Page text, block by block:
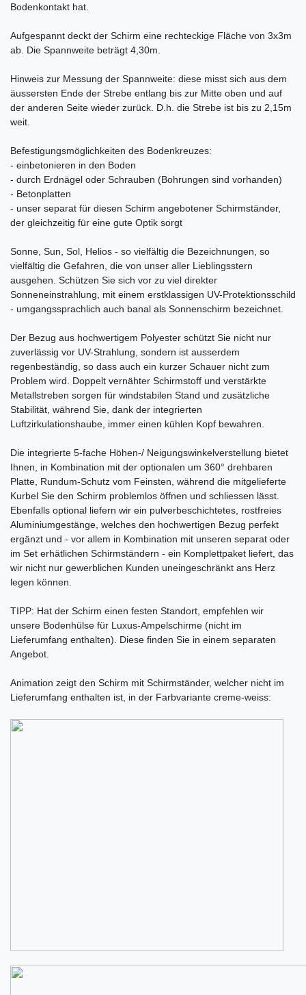
Bodenkontakt hat.
Aufgespannt deckt der Schirm eine rechteckige Fläche von 3x3m
ab. Die Spannweite beträgt 4,30m.
Hinweis zur Messung der Spannweite: diese misst sich aus dem
äussersten Ende der Strebe entlang bis zur Mitte oben und auf
der anderen Seite wieder zurück. D.h. die Strebe ist bis zu 2,15m
weit.
Befestigungsmöglichkeiten des Bodenkreuzes:
- einbetonieren in den Boden
- durch Erdnägel oder Schrauben (Bohrungen sind vorhanden)
- Betonplatten
- unser separat für diesen Schirm angebotener Schirmständer,
der gleichzeitig für eine gute Optik sorgt
Sonne, Sun, Sol, Helios - so vielfältig die Bezeichnungen, so
vielfältig die Gefahren, die von unser aller Lieblingsstern
ausgehen. Schützen Sie sich vor zu viel direkter
Sonneneinstrahlung, mit einem erstklassigen UV-Protektionsschild
- umgangssprachlich auch banal als Sonnenschirm bezeichnet.
Der Bezug aus hochwertigem Polyester schützt Sie nicht nur
zuverlässig vor UV-Strahlung, sondern ist ausserdem
regenbeständig, so dass auch ein kurzer Schauer nicht zum
Problem wird. Doppelt vernähter Schirmstoff und verstärkte
Metallstreben sorgen für windstabilen Stand und zusätzliche
Stabilität, während Sie, dank der integrierten
Luftzirkulationshaube, immer einen kühlen Kopf bewahren.
Die integrierte 5-fache Höhen-/ Neigungswinkelverstellung bietet
Ihnen, in Kombination mit der optionalen um 360° drehbaren
Platte, Rundum-Schutz vom Feinsten, während die mitgelieferte
Kurbel Sie den Schirm problemlos öffnen und schliessen lässt.
Ebenfalls optional liefern wir ein pulverbeschichtetes, rostfreies
Aluminiumgestänge, welches den hochwertigen Bezug perfekt
ergänzt und - vor allem in Kombination mit unseren separat oder
im Set erhätlichen Schirmständern - ein Komplettpaket liefert, das
wir nicht nur gewerblichen Kunden uneingeschränkt ans Herz
legen können.
TIPP: Hat der Schirm einen festen Standort, empfehlen wir
unsere Bodenhülse für Luxus-Ampelschirme (nicht im
Lieferumfang enthalten). Diese finden Sie in einem separaten
Angebot.
Animation zeigt den Schirm mit Schirmständer, welcher nicht im
Lieferumfang enthalten ist, in der Farbvariante creme-weiss: